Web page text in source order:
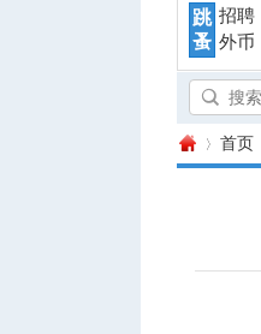
跳
蚤
招聘
外币
首页